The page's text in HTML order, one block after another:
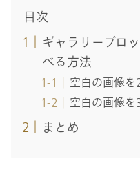
目次
ギャラリーブロ
べる方法
空白の画像を
空白の画像を
まとめ